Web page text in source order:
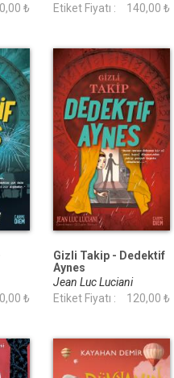
₺
Etiket Fiyatı :
140,00 ₺
₺
Gizli Takip - Dedektif
Aynes
Jean Luc Luciani
Etiket Fiyatı :
120,00 ₺